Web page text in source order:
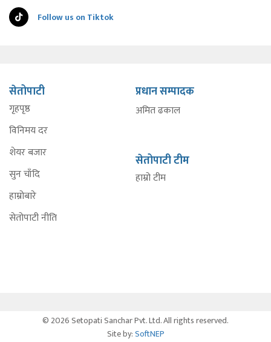
Follow us on Tiktok
सेतोपाटी
गृहपृष्ठ
विनिमय दर
शेयर बजार
सुन चाँदि
हाम्रोबारे
सेतोपाटी नीति
प्रधान सम्पादक
अमित ढकाल
सेतोपाटी टीम
हाम्रो टीम
© 2026 Setopati Sanchar Pvt. Ltd. All rights reserved.
Site by:SoftNEP